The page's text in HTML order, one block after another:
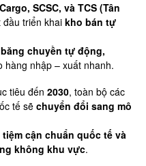
SCSC, và TCS (Tân
đầu triển khai kho bán tự
băng chuyền tự động,
hàng nhập – xuất nhanh.
tiêu đến 2030, toàn bộ các
tế sẽ chuyển đổi sang mô
tiệm cận chuẩn quốc tế và
không khu vực.